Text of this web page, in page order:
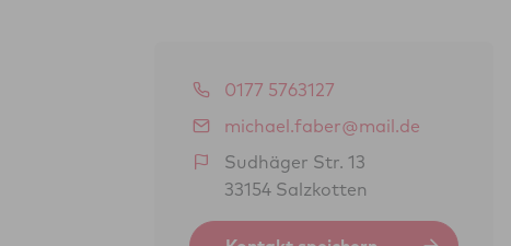
0177 5763127
michael.faber@mail.de
Sudhäger Str. 13
33154 Salzkotten